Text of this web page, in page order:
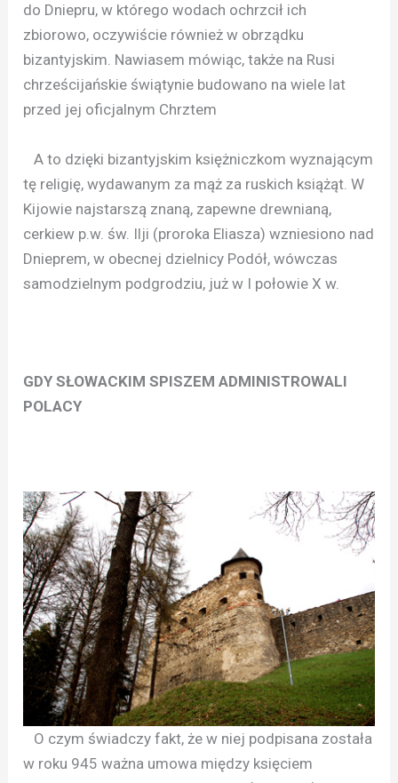
do Dniepru, w którego wodach ochrzcił ich
zbiorowo, oczywiście również w obrządku
bizantyjskim. Nawiasem mówiąc, także na Rusi
chrześcijańskie świątynie budowano na wiele lat
przed jej oficjalnym Chrztem
A to dzięki bizantyjskim księżniczkom wyznającym
tę religię, wydawanym za mąż za ruskich książąt. W
Kijowie najstarszą znaną, zapewne drewnianą,
cerkiew p.w. św. Ilji (proroka Eliasza) wzniesiono nad
Dnieprem, w obecnej dzielnicy Podół, wówczas
samodzielnym podgrodziu, już w I połowie X w.
GDY SŁOWACKIM SPISZEM ADMINISTROWALI
POLACY
O czym świadczy fakt, że w niej podpisana została
w roku 945 ważna umowa między księciem